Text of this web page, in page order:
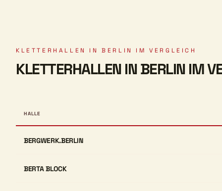
KLETTERHALLEN IN BERLIN IM VERGLEICH
KLETTERHALLEN IN BERLIN IM
HALLE
BERGWERK.BERLIN
BERTA BLOCK